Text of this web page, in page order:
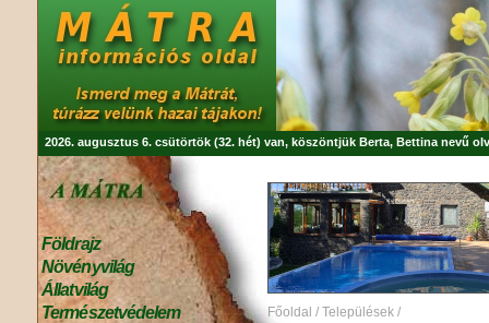
2026. augusztus 6. csütörtök (32. hét) van, köszöntjük Berta, Bettina nevű
Földrajz
Növényvilág
Állatvilág
Természetvédelem
Főoldal / Települések /